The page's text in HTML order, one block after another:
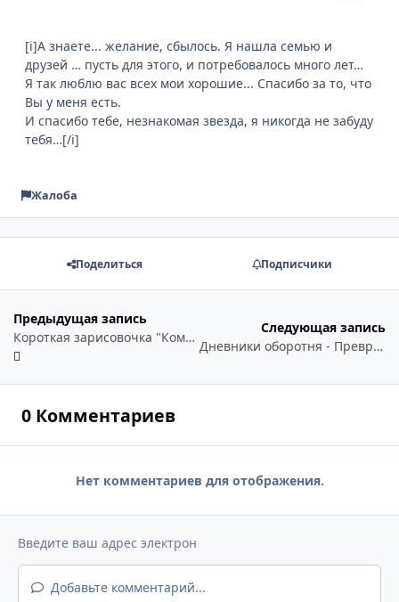
[i]А знаете... желание, сбылось. Я нашла семью и
друзей … пусть для этого, и потребовалось много лет…
Я так люблю вас всех мои хорошие... Спасибо за то, что
Вы у меня есть.
И спасибо тебе, незнакомая звезда, я никогда не забуду
тебя…[/i]
Жалоба
Поделиться Подписчики
Предыдущая запись
Короткая зарисовочка "Комната"
Следующая запись
Дневники оборотня - Превратности судьбы (УМиК)
0 Комментариев
Нет комментариев для отображения.
Добавьте комментарий...